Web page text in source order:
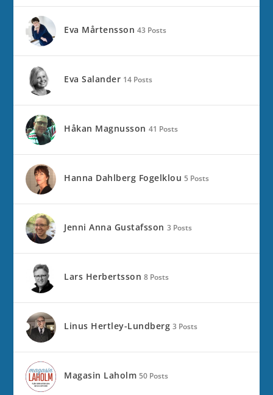
Eva Mårtensson 43 Posts
Eva Salander 14 Posts
Håkan Magnusson 41 Posts
Hanna Dahlberg Fogelklou 5 Posts
Jenni Anna Gustafsson 3 Posts
Lars Herbertsson 8 Posts
Linus Hertley-Lundberg 3 Posts
Magasin Laholm 50 Posts